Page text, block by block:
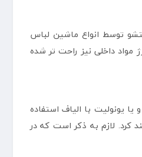
توسط انواع ماشین لباس
داخلی نیز راحت تر شده
یونولیت با الیاف استفاده
کرد. لازم به ذکر است که در